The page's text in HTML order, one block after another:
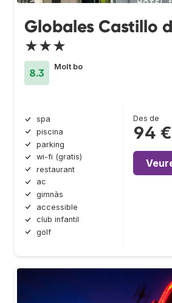
Globales Castillo
★★★
8.3
Molt bo
spa
piscina
parking
wi-fi (gratis)
restaurant
ac
gimnàs
accessible
club infantil
golf
Des de
94 €